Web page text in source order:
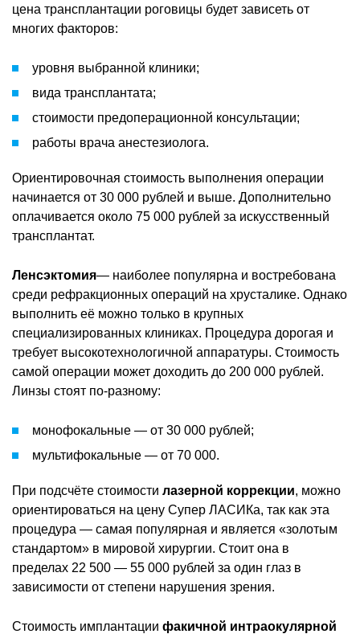
цена трансплантации роговицы будет зависеть от
многих факторов:
уровня выбранной клиники;
вида трансплантата;
стоимости предоперационной консультации;
работы врача анестезиолога.
Ориентировочная стоимость выполнения операции
начинается от 30 000 рублей и выше. Дополнительно
оплачивается около 75 000 рублей за искусственный
трансплантат.
Ленсэктомия— наиболее популярна и востребована
среди рефракционных операций на хрусталике. Однако
выполнить её можно только в крупных
специализированных клиниках. Процедура дорогая и
требует высокотехнологичной аппаратуры. Стоимость
самой операции может доходить до 200 000 рублей.
Линзы стоят по-разному:
монофокальные — от 30 000 рублей;
мультифокальные — от 70 000.
При подсчёте стоимости лазерной коррекции, можно
ориентироваться на цену Супер ЛАСИКа, так как эта
процедура — самая популярная и является «золотым
стандартом» в мировой хирургии. Стоит она в
пределах 22 500 — 55 000 рублей за один глаз в
зависимости от степени нарушения зрения.
Стоимость имплантации факичной интраокулярной